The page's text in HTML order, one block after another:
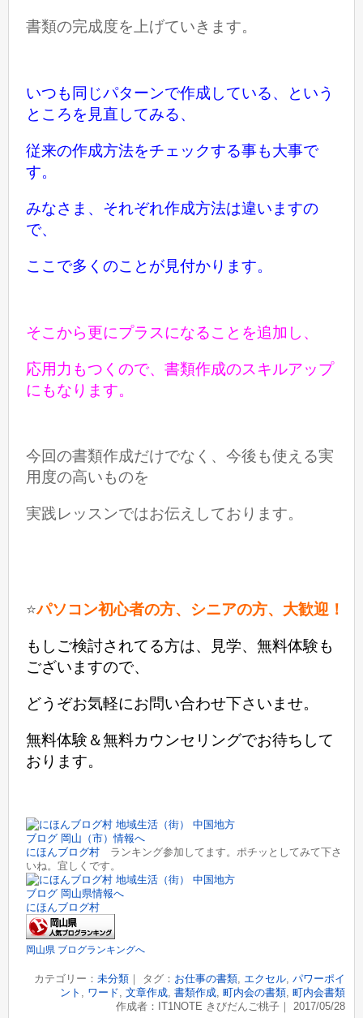
書類の完成度を上げていきます。
いつも同じパターンで作成している、という
ところを 見直してみる、
従来の作成方法をチェックする事も大事で
す。
みなさま、それぞれ作成方法は違いますの
で、
ここで多くのことが見付かります。
そこから更にプラスになることを追加し、
応用力もつくので、書類作成のスキルアップ
にもなります。
今回の書類作成だけでなく、今後も使える実
用度の高いものを
実践レッスンではお伝えしております。
⭐️パソコン初心者の方、シニアの方、大歓迎！
もしご検討されてる方は、見学、無料体験も
ございますので、
どうぞお気軽にお問い合わせ下さいませ。
無料体験＆無料カウンセリングでお待ちして
おります。
にほんブログ村 ランキング参加してます。ポチッとしてみて下さ
いね。宜しくです。
にほんブログ村
岡山県 ブログランキングへ
カテゴリー： 未分類｜ タグ： お仕事の書類, エクセル, パワーポイ
ント
ワード 文章作成, 書類作成, 町内会の書類, 町内会書類
作成者：IT1NOTE きびだんご桃子｜ 2017/05/28